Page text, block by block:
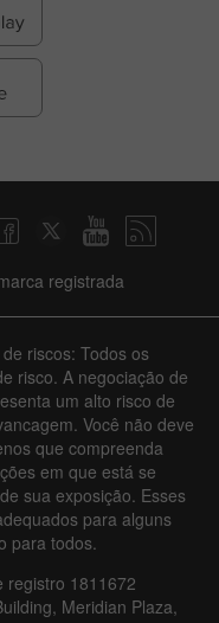
registrada
riscos: Todos os
risco. A negociação de
um alto risco de
Você não deve
que compreenda
em que está se
sua exposição. Esses
para alguns
para todos.
registro 1811672
Meridian Plaza,